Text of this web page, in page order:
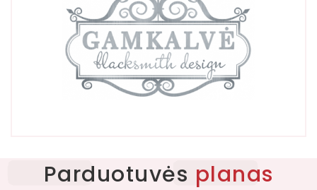
Parduotuvės planas